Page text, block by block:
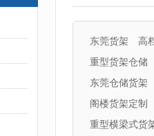
东莞货架
高
重型货架仓储
东莞仓储货架
阁楼货架定制
重型横梁式货